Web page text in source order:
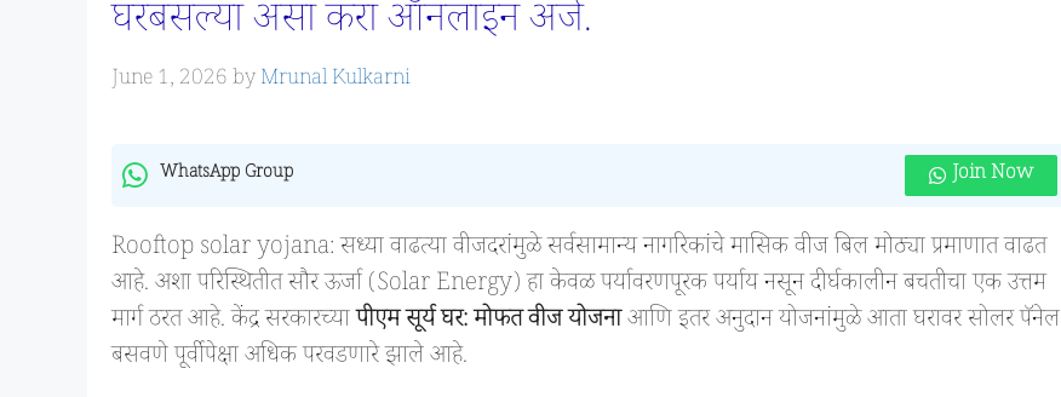
घरबसल्या असा करा ऑनलाइन अर्ज.
June 1, 2026byMrunal Kulkarni
WhatsApp Group Join Now
Rooftop solar yojana: सध्या वाढत्या वीजदरांमुळे सर्वसामान्य नागरिकांचे मासिक वीज बिल मोठ्या प्रमाणात वाढत
आहे. अशा परिस्थितीत सौर ऊर्जा (Solar Energy) हा केवळ पर्यावरणपूरक पर्याय नसून दीर्घकालीन बचतीचा एक उत्तम
मार्ग ठरत आहे. केंद्र सरकारच्यापीएम सूर्य घर: मोफत वीज योजनाआणि इतर अनुदान योजनांमुळे आता घरावर सोलर पॅनेल
बसवणे पूर्वीपेक्षा अधिक परवडणारे झाले आहे.